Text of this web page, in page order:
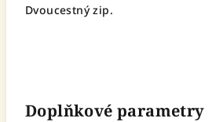
Dvoucestný zip.
Doplňkové parametry